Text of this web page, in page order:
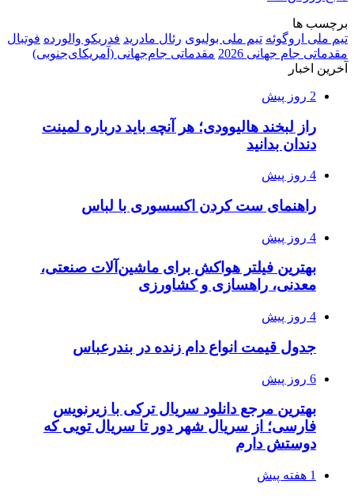
برچسب ها
تیم ملی اروگوئه تیم ملی بولیوی رئال مادرید فدریکو والورده فوتبال
مقدماتی جام جهانی 2026
مقدماتی جام‌جهانی (آمریکای‌جنوبی)
آخرین اخبار
2 روز پیش
راز لبخند هالیوودی؛ هر آنچه باید درباره لمینت
دندان بدانید
4 روز پیش
راهنمای ست کردن اکسسوری با لباس
4 روز پیش
بهترین فیلتر هواکش برای ماشین‌آلات صنعتی،
معدنی، راهسازی و کشاورزی
4 روز پیش
جدول قیمت انواع دام زنده در بندرعباس
6 روز پیش
بهترین مرجع دانلود سریال ترکی با زیرنویس
فارسی؛ از سریال شهر دور تا سریال تویی که
دوستش دارم
1 هفته پیش